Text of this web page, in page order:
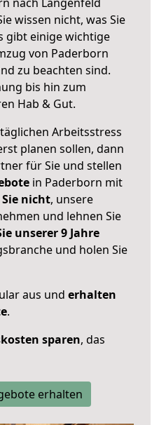
wissen nicht, was Sie
gibt einige wichtige
von Paderborn
zu beachten sind.
bis hin zum
Hab & Gut.
Arbeitsstress
planen sollen, dann
für Sie und stellen
in Paderborn mit
nicht, unsere
und lehnen Sie
unserer 9 Jahre
und holen Sie
aus und erhalten
.
sparen, das
erhalten